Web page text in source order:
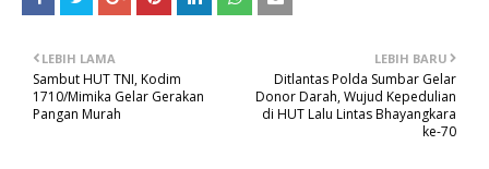
LEBIH BARU
Ditlantas Polda Sumbar Gelar
Donor Darah, Wujud Kepedulian
di HUT Lalu Lintas Bhayangkara
ke-70
LEBIH LAMA
Sambut HUT TNI, Kodim
1710/Mimika Gelar Gerakan
Pangan Murah